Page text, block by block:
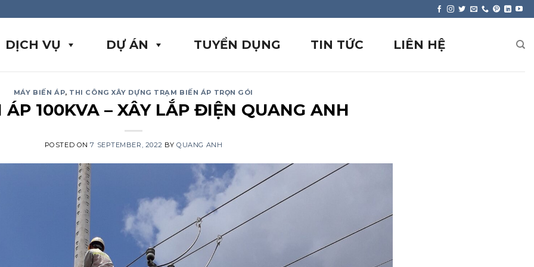
DỊCH VỤ DỰ ÁN TUYỂN DỤNG TIN TỨC LIÊN HỆ
MÁY BIẾN ÁP, THI CÔNG XÂY DỰNG TRẠM BIẾN ÁP TRỌN GÓI
ÁP 100KVA – XÂY LẮP ĐIỆN QUANG ANH
POSTED ON7 SEPTEMBER, 2022 BYQUANG ANH